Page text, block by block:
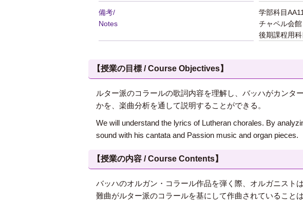
備考/
Notes
学部科目
チャペル会
後期課程用
【授業の目標 / Course Objectives】
ルター派のコラールの歌詞内容を理解し、バッハがカンタ
かを、楽曲分析を通して説明することができる。
We will understand the lyrics of Lutheran chorales. By
sound with his cantata and Passion music and organ pieces.
【授業の内容 / Course Contents】
バッハのオルガン・コラール作品を弾く際、オルガニスト
難曲がルター派のコラールを基にして作曲されていること